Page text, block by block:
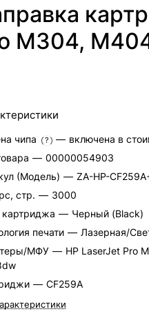
M304,
чипа ? — включена в
— 00000054903
(Модель) — ZA-HP-
стр. — 3000
картриджа — Черный (Black)
печати — Лазерная/
МФУ — HP LaserJet Pro
— CF259A